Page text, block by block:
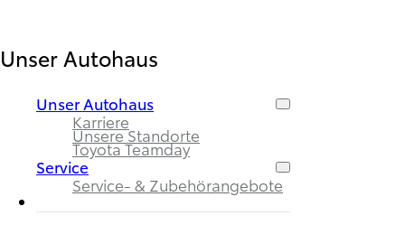
Unser Autohaus
Unser Autohaus
Karriere
Unsere Standorte
Toyota Teamday
Service
Service- & Zubehörangebote